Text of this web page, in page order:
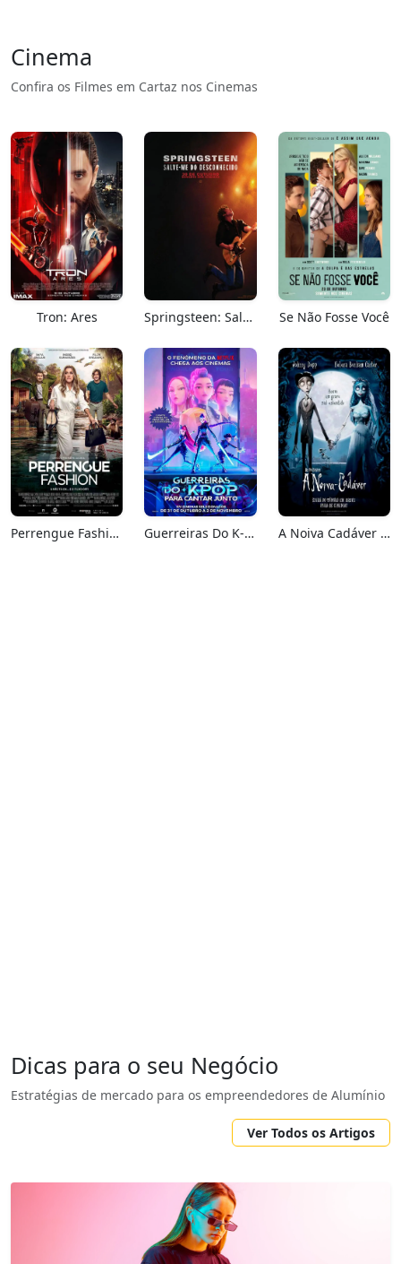
Cinema
Confira os Filmes em Cartaz nos Cinemas
Tron: Ares Springsteen: Salve-me Do Desconhecido Se Não Fosse Você
Perrengue Fashion Guerreiras Do K-Pop: Para Cantar Junto A Noiva Cadáver (Relançamento)
Dicas para o seu Negócio
Estratégias de mercado para os empreendedores de Alumínio
Ver Todos os Artigos